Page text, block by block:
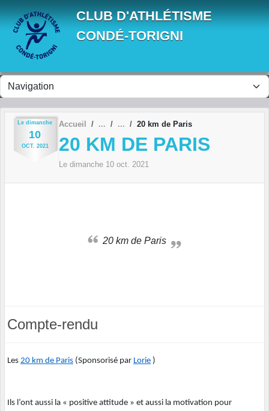
CLUB D'ATHLÉTISME
CONDÉ-TORIGNI
Le dimanche
10
OCT. 2021
Accueil 20 km de Paris
20 KM DE PARIS
Le dimanche 10 oct. 2021
20 km de Paris
Compte-rendu
Les 20 km de Paris (Sponsorisé par Lorie )
Ils l’ont aussi la « positive attitude » et aussi la motivation pour